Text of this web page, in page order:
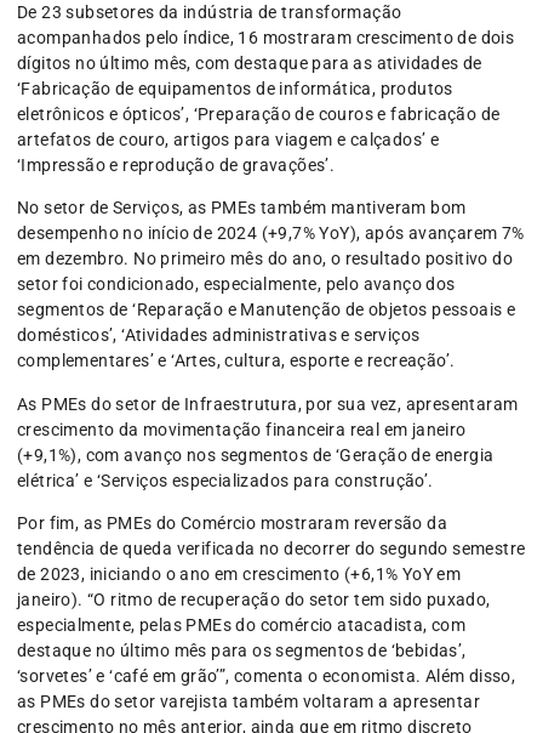
De 23 subsetores da indústria de transformação
acompanhados pelo índice, 16 mostraram crescimento de dois
dígitos no último mês, com destaque para as atividades de
‘Fabricação de equipamentos de informática, produtos
eletrônicos e ópticos’, ‘Preparação de couros e fabricação de
artefatos de couro, artigos para viagem e calçados’ e
‘Impressão e reprodução de gravações’.
No setor de Serviços, as PMEs também mantiveram bom
desempenho no início de 2024 (+9,7% YoY), após avançarem 7%
em dezembro. No primeiro mês do ano, o resultado positivo do
setor foi condicionado, especialmente, pelo avanço dos
segmentos de ‘Reparação e Manutenção de objetos pessoais e
domésticos’, ‘Atividades administrativas e serviços
complementares’ e ‘Artes, cultura, esporte e recreação’.
As PMEs do setor de Infraestrutura, por sua vez, apresentaram
crescimento da movimentação financeira real em janeiro
(+9,1%), com avanço nos segmentos de ‘Geração de energia
elétrica’ e ‘Serviços especializados para construção’.
Por fim, as PMEs do Comércio mostraram reversão da
tendência de queda verificada no decorrer do segundo semestre
de 2023, iniciando o ano em crescimento (+6,1% YoY em
janeiro). “O ritmo de recuperação do setor tem sido puxado,
especialmente, pelas PMEs do comércio atacadista, com
destaque no último mês para os segmentos de ‘bebidas’,
‘sorvetes’ e ‘café em grão’”, comenta o economista. Além disso,
as PMEs do setor varejista também voltaram a apresentar
crescimento no mês anterior, ainda que em ritmo discreto